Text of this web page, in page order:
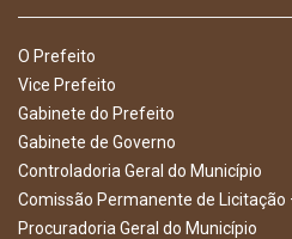
O Prefeito
Vice Prefeito
Gabinete do Prefeito
Gabinete de Governo
Controladoria Geral do Município
Comissão Permanente de Licitação –
Procuradoria Geral do Município